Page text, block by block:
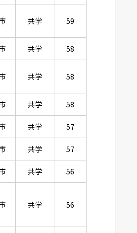
共学 59
共学 58
共学 58
共学 58
共学 57
共学 57
共学 56
共学 56